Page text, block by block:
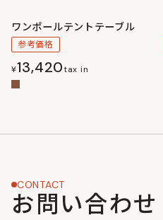
ワンポールテントテーブル
参考価格
¥13,420tax in
CONTACT
お問い合わせ